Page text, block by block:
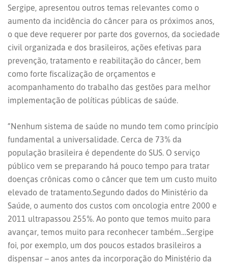
Sergipe, apresentou outros temas relevantes como o
aumento da incidência do câncer para os próximos anos,
o que deve requerer por parte dos governos, da sociedade
civil organizada e dos brasileiros, ações efetivas para
prevenção, tratamento e reabilitação do câncer, bem
como forte fiscalização de orçamentos e
acompanhamento do trabalho das gestões para melhor
implementação de políticas públicas de saúde.
“Nenhum sistema de saúde no mundo tem como princípio
fundamental a universalidade. Cerca de 73% da
população brasileira é dependente do SUS. O serviço
público vem se preparando há pouco tempo para tratar
doenças crônicas como o câncer que tem um custo muito
elevado de tratamento.Segundo dados do Ministério da
Saúde, o aumento dos custos com oncologia entre 2000 e
2011 ultrapassou 255%. Ao ponto que temos muito para
avançar, temos muito para reconhecer também…Sergipe
foi, por exemplo, um dos poucos estados brasileiros a
dispensar – anos antes da incorporação do Ministério da